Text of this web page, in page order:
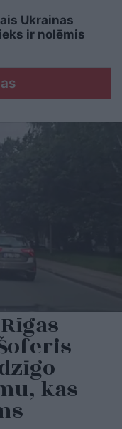
Ukrainas
ir nolēmis
kas